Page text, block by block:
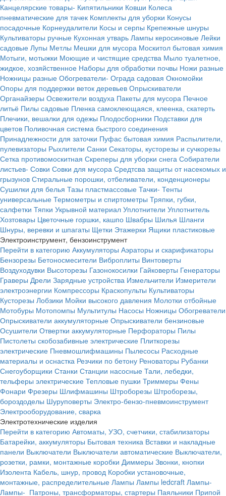
Канцелярские товары- Кипятильники Ковши Колеса
пневматические для тачек Комплекты для уборки Конусы
посадочные Корнеудалители Косы и серпы Крепежные шнуры
Культиваторы ручные Кухонная утварь Лампы керосиновые Лейки
садовые Лупы Метлы Мешки для мусора Москитол бытовая химия
Мотыги, мотыжки Моющие и чистящие средства Мыло туалетное,
жидкое, хозяйственное Наборы для обработки почвы Ножи разные
Ножницы разные Обогреватели- Ограда садовая Окномойки
Опоры для поддержки веток деревьев Опрыскиватели
Органайзеры Освежители воздуха Пакеты для мусора Печное
литьё Пилы садовые Пленка самоклеющаяся, клеенка, скатерть
Плечики, вешалки для одежы Плодосборники Подставки для
цветов Поливочная система быстрого соединения
Принадлежности для заточки Пуфас бытовая химия Распылители,
пулевизаторы Рыхлители Санки Секаторы, кусторезы и сучкорезы
Сетка противомоскитная Скреперы для уборки снега Собиратели
листьев- Совки Совки для мусора Средтсва защиты от насекомых и
грызунов Стиральные порошки, отбеливатели, конденционеры
Сушилки для белья Тазы пластмассовые Тачки- Тенты
универсальные Термометры и спиртометры Тряпки, губки,
салфетки Тяпки Укрывной материал Уплотнители Уплотнитель
Хозтовары Цветочные горшки, кашпо Швабры Шилья Шланги
Шнуры, веревки и шпагаты Щетки Этажерки Ящики пластиковые
Электроинструмент, бензоинструмент
Перейти в категорию Аккумуляторы Аэраторы и скарификаторы
Бензорезы Бетоносмесители Виброплиты Винтоверты
Воздуходувки Высоторезы Газонокосилки Гайковерты Генераторы
Граверы Дрели Зарядные устройства Измельчители Измерители
электроэнергии Компрессоры Краскопульты Культиваторы
Кусторезы Лобзики Мойки высокого давления Молотки отбойные
Мотобуры Мотопомпы Мультитулы Насосы Ножницы Обогреватели
Опрыскиватели аккумуляторные Опрыскиватели бензиновые
Осушители Отвертки аккумуляторные Перфораторы Пилы
Пистолеты скобозабивные электрические Плиткорезы
электрические Пневмошлифмашины Пылесосы Расходные
материалы и оснастка Резчики по бетону Реноваторы Рубанки
Снегоуборщики Станки Станции насосные Тали, лебедки,
тельферы электрические Тепловые пушки Триммеры Фены
Фонари Фрезеры Шлифмашины Штроборезы Штроборезы,
бороздоделы Шуруповерты Электро-бензо-пневмоинструмент
Электрооборудование, сварка
Электротехнические изделия
Перейти в категорию Автоматы, УЗО, счетчики, стабилизаторы
Батарейки, аккумуляторы Бытовая техника Вставки и накладные
панели Выключатели Выключатели автоматические Выключатели,
розетки, рамки, монтажные коробки Диммеры Звонки, кнопки
Изолента Кабель, шнур, провод Коробки установочные,
монтажные, распределительные Лампы Лампы ledcraft Лампы-
Лампы- Патроны, трансформаторы, стартеры Паяльники Припой